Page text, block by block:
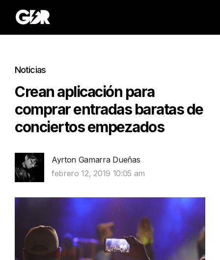
Noticias
Crean aplicación para
comprar entradas baratas de
conciertos empezados
Ayrton Gamarra Dueñas
febrero 12, 2019 10:05 am